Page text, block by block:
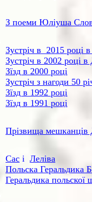
З поеми Юліуша
Зустріч в 2015 році
Зустріч в 2002 році
Зїзд в 2000 році
Зустріч з нагоди 50
Зїзд в 1992 році
Зїзд в 1991 році
Прізвища мешканців
Сас i Леліва
Польска Геральдика
Геральдика польскої